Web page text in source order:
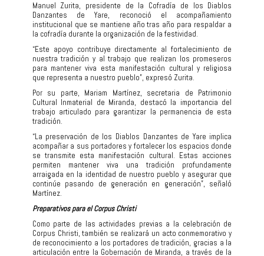
Manuel Zurita, presidente de la Cofradía de los Diablos
Danzantes de Yare, reconoció el acompañamiento
institucional que se mantiene año tras año para respaldar a
la cofradía durante la organización de la festividad.
“Este apoyo contribuye directamente al fortalecimiento de
nuestra tradición y al trabajo que realizan los promeseros
para mantener viva esta manifestación cultural y religiosa
que representa a nuestro pueblo”, expresó Zurita.
Por su parte, Mariam Martínez, secretaria de Patrimonio
Cultural Inmaterial de Miranda, destacó la importancia del
trabajo articulado para garantizar la permanencia de esta
tradición.
“La preservación de los Diablos Danzantes de Yare implica
acompañar a sus portadores y fortalecer los espacios donde
se transmite esta manifestación cultural. Estas acciones
permiten mantener viva una tradición profundamente
arraigada en la identidad de nuestro pueblo y asegurar que
continúe pasando de generación en generación”, señaló
Martínez.
Preparativos para el Corpus Christi
Como parte de las actividades previas a la celebración de
Corpus Christi, también se realizará un acto conmemorativo y
de reconocimiento a los portadores de tradición, gracias a la
articulación entre la Gobernación de Miranda, a través de la